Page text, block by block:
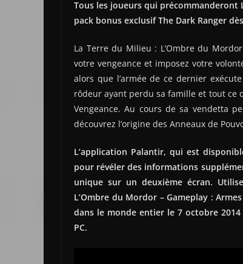
Tous les joueurs qui précommanderont
pack bonus exclusif The Dark Ranger
La Terre du Milieu : L’Ombre du
votre vengeance et imposez votre
alors que l’armée de ce dernier
rôdeur ayant perdu sa famille et tout ce
Vengeance. Au cours de sa vendetta
découvrez l’origine des Anneaux de
L’application Palantir, qui est
pour révéler des informations
unique sur un deuxième écran.
L’Ombre du Mordor – Gameplay :
dans le monde entier le 7 octobre
PC.